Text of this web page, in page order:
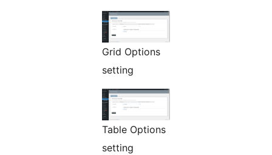
Grid Options
setting
Table Options
setting